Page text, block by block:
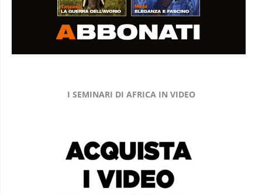
I SEMINARI DI AFRICA IN VIDEO